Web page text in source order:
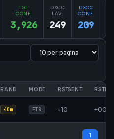
TOT.
CONF.
3,926
DXCC
LAV.
249
DXCC
CONF.
209
BAND MODE RSTSENT
40m FT8 -10 +00
1